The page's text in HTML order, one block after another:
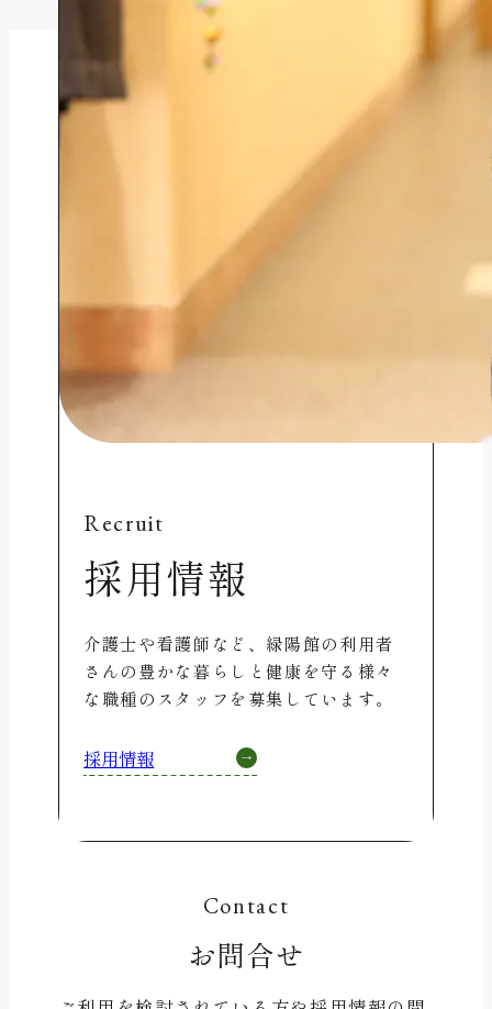
Recruit
採用情報
介護士や看護師など、緑陽館の利用者
さんの豊かな暮らしと健康を守る様々
な職種のスタッフを募集しています。
採用情報
Contact
お問合せ